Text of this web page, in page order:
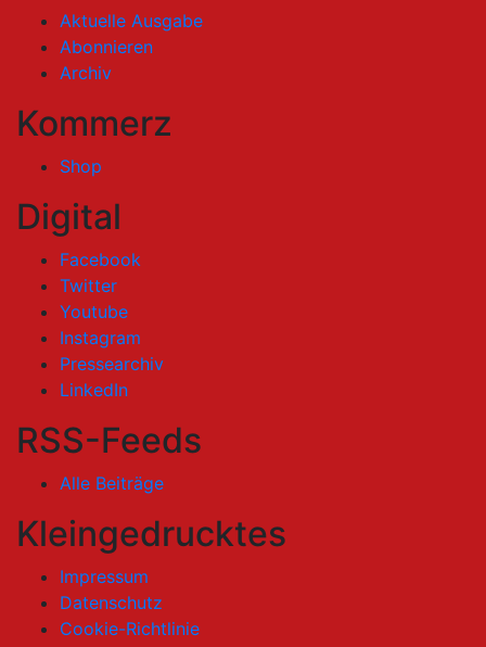
Aktuelle Ausgabe
Abonnieren
Archiv
Kommerz
Shop
Digital
Facebook
Twitter
Youtube
Instagram
Pressearchiv
LinkedIn
RSS-Feeds
Alle Beiträge
Kleingedrucktes
Impressum
Datenschutz
Cookie-Richtlinie